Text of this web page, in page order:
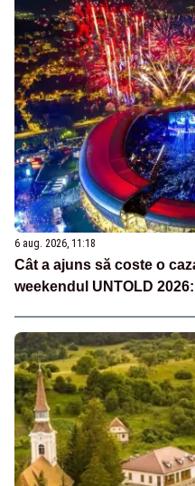
6 aug. 2026, 11:18
Cât a ajuns să coste o
weekendul UNTOLD